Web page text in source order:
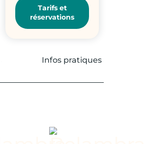
Tarifs et
réservations
Infos pratiques